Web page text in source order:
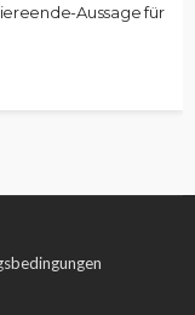
Aussage für